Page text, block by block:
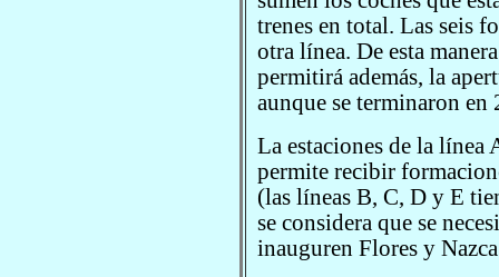
trenes en total. Las seis
otra línea. De esta
permitirá además, la
aunque se terminaron en
La estaciones de la línea
permite recibir
(las líneas B, C, D y E
se considera que se
inauguren Flores y